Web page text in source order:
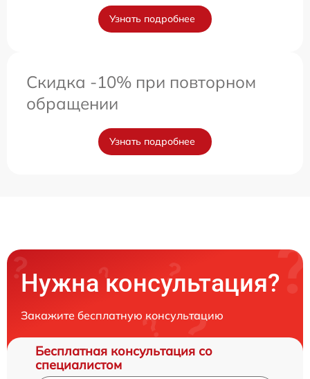
Узнать подробнее
Скидка -10% при повторном
обращении
Узнать подробнее
Нужна консультация?
Закажите бесплатную консультацию
Бесплатная консультация со
специалистом